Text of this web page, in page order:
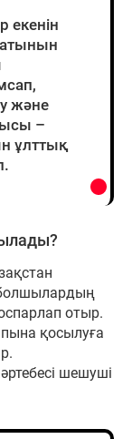
екенін
және
–
ұлттық
отыр.
қосылуға
шешуші